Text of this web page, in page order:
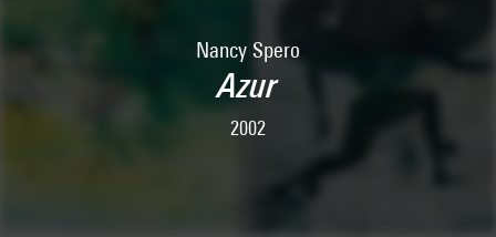
Nancy Spero
Azur
2002